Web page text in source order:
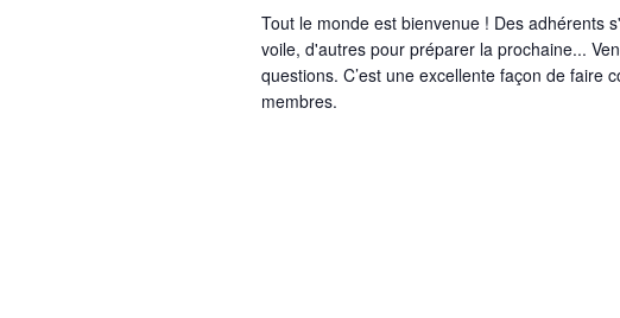
Tout le monde est bienvenue ! Des adhérents
voile, d'autres pour préparer la prochaine...
questions. C’est une excellente façon de faire
membres.